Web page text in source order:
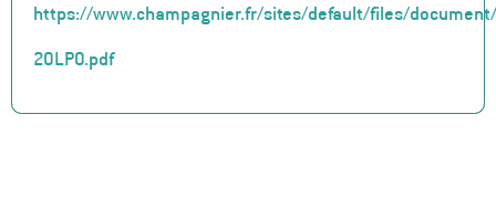
https://www.champagnier.fr/sites/default/files/document/
20LPO.pdf